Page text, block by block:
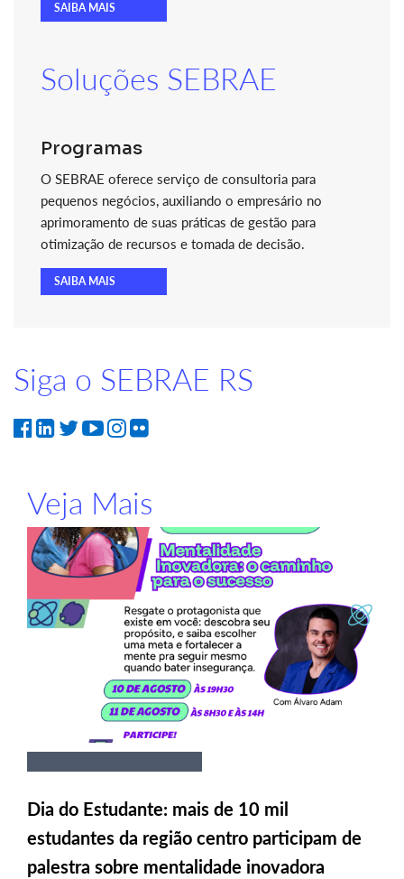
SAIBA MAIS
Soluções SEBRAE
Programas
O SEBRAE oferece serviço de consultoria para
pequenos negócios, auxiliando o empresário no
aprimoramento de suas práticas de gestão para
otimização de recursos e tomada de decisão.
SAIBA MAIS
Siga o SEBRAE RS
Veja Mais
Dia do Estudante: mais de 10 mil
estudantes da região centro participam de
palestra sobre mentalidade inovadora